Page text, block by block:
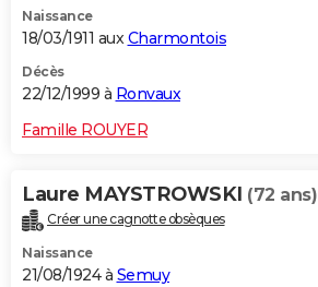
Naissance
18/03/1911 auxCharmontois
Décès
22/12/1999 à Ronvaux
Famille ROUYER
Laure MAYSTROWSKI (72 ans)
Créer une cagnotte obsèques
Naissance
21/08/1924 à Semuy